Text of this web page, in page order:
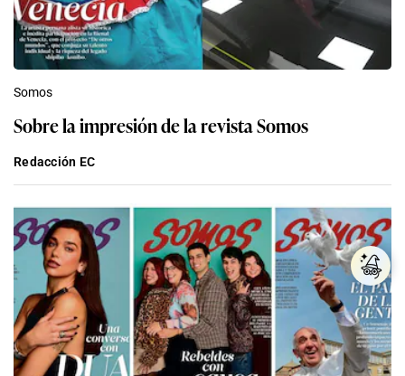
Somos
Sobre la impresión de la revista Somos
Redacción EC